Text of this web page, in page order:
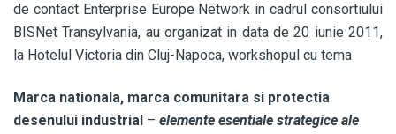
de contact Enterprise Europe Network in cadrul consortiului
BISNet Transylvania, au organizat in data de 20 iunie 2011,
la Hotelul Victoria din Cluj-Napoca, workshopul cu tema
Marca nationala, marca comunitara si protectia
desenului industrial – elemente esentiale strategice ale